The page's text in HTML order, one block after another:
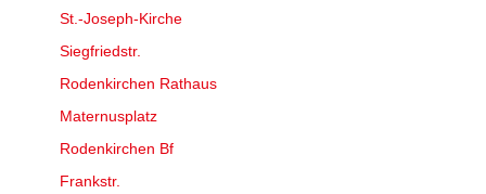
St.-Joseph-Kirche
Siegfriedstr.
Rodenkirchen Rathaus
Maternusplatz
Rodenkirchen Bf
Frankstr.